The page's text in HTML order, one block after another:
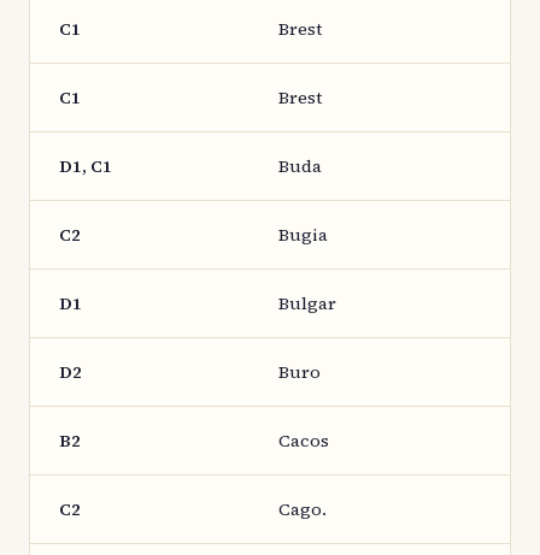
C1 Brest
C1 Brest
D1, C1 Buda
C2 Bugia
D1 Bulgar
D2 Buro
B2 Cacos
C2 Cago.